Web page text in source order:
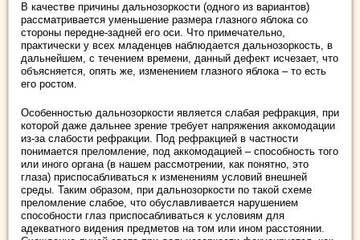
В качестве причины дальнозоркости (одного из вариантов)
рассматривается уменьшение размера глазного яблока со
стороны передне-задней его оси. Что примечательно,
практически у всех младенцев наблюдается дальнозоркость, в
дальнейшем, с течением времени, данный дефект исчезает, что
объясняется, опять же, изменением глазного яблока – то есть
его ростом.
Особенностью дальнозоркости является слабая рефракция, при
которой даже дальнее зрение требует напряжения аккомодации
из-за слабости рефракции. Под рефракцией в частности
понимается преломление, под аккомодацией – способность того
или иного органа (в нашем рассмотрении, как понятно, это
глаза) приспосабливаться к изменениям условий внешней
среды. Таким образом, при дальнозоркости по такой схеме
преломление слабое, что обуславливается нарушением
способности глаз приспосабливаться к условиям для
адекватного видения предметов на том или ином расстоянии.